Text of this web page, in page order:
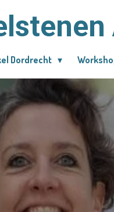
Dordrecht